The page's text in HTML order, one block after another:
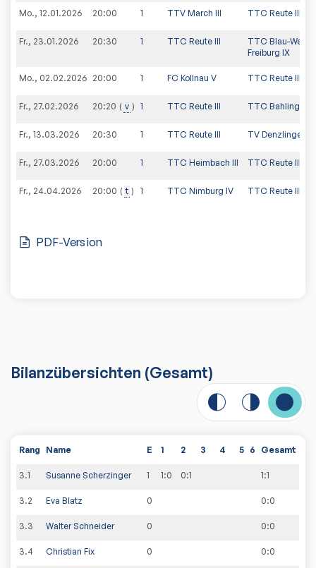
Mo., 12.01.2026 20:00 1 TTV March III TTC Reute III
Fr., 23.01.2026 20:30 1 TTC Reute III
TTC Blau-Weiss
Freiburg IX
Mo., 02.02.2026 20:00 1 FC Kollnau V TTC Reute III
Fr., 27.02.2026 20:20 v 1 TTC Reute III TTC Bahlingen
Fr., 13.03.2026 20:30 1 TTC Reute III TV Denzlingen V
Fr., 27.03.2026 20:00 1 TTC Heimbach III TTC Reute III
Fr., 24.04.2026 20:00 t 1 TTC Nimburg IV TTC Reute III
PDF-Version
Bilanzübersichten (Gesamt)
Rang Name E 1 2 3 4 5 6 Gesamt
3.1 Susanne Scherzinger 1 1:0 0:1 1:1
3.2 Eva Blatz 0 0:0
3.3 Walter Schneider 0 0:0
3.4 Christian Fix 0 0:0